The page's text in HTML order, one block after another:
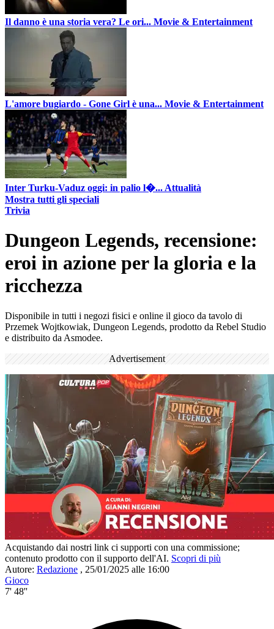
Il danno è una storia vera? Le ori... Movie & Entertainment
L'amore bugiardo - Gone Girl è una... Movie & Entertainment
Inter Turku-Vaduz oggi: in palio l�... Attualità
Mostra tutti gli speciali
Trivia
Dungeon Legends, recensione:
eroi in azione per la gloria e la
ricchezza
Disponibile in tutti i negozi fisici e online il gioco da tavolo di
Przemek Wojtkowiak, Dungeon Legends, prodotto da Rebel Studio
e distribuito da Asmodee.
Advertisement
Acquistando dai nostri link ci supporti con una commissione;
contenuto prodotto con il supporto dell'AI. Scopri di più
Autore: Redazione , 25/01/2025 alle 16:00
Gioco
7' 48''